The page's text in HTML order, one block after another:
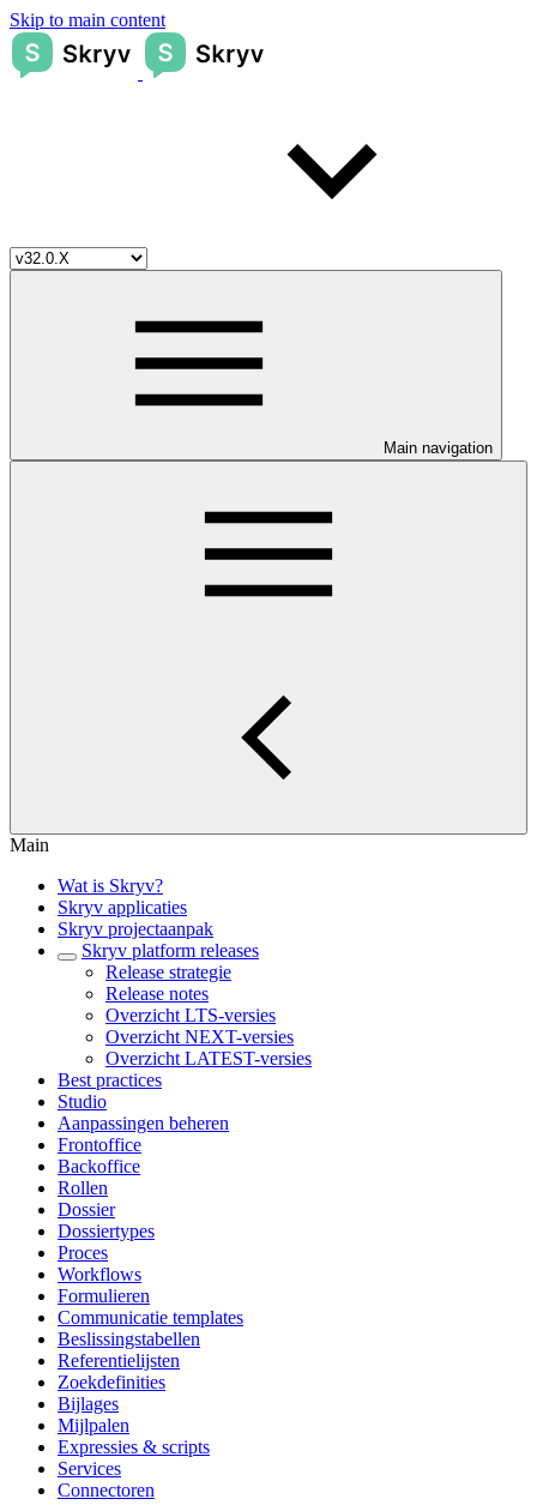
Skip to main content
Main navigation
Main
Wat is Skryv?
Skryv applicaties
Skryv projectaanpak
Skryv platform releases
Release strategie
Release notes
Overzicht LTS-versies
Overzicht NEXT-versies
Overzicht LATEST-versies
Best practices
Studio
Aanpassingen beheren
Frontoffice
Backoffice
Rollen
Dossier
Dossiertypes
Proces
Workflows
Formulieren
Communicatie templates
Beslissingstabellen
Referentielijsten
Zoekdefinities
Bijlages
Mijlpalen
Expressies & scripts
Services
Connectoren